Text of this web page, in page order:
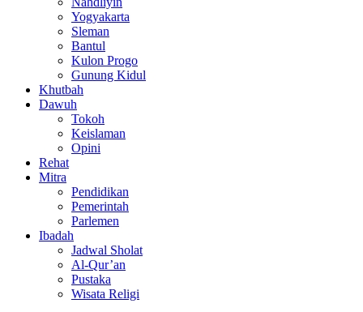
Yogyakarta
Sleman
Bantul
Kulon Progo
Gunung Kidul
Khutbah
Dawuh
Tokoh
Keislaman
Opini
Rehat
Mitra
Pendidikan
Pemerintah
Parlemen
Ibadah
Jadwal Sholat
Al-Qur’an
Pustaka
Wisata Religi